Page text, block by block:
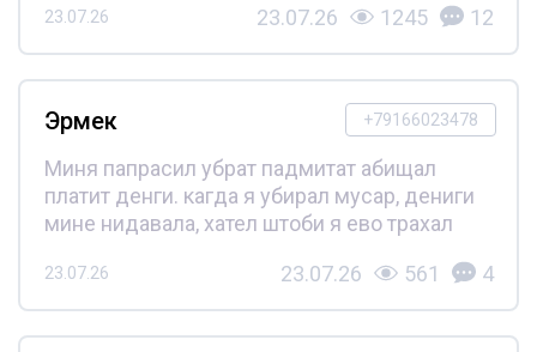
23.07.26 23.07.26 1245 12
+79166023478
Эрмек
Миня папрасил убрат падмитат абищал
платит денги. кагда я убирал мусар, дениги
мине нидавала, хател штоби я ево трахал
23.07.26 23.07.26 561 4